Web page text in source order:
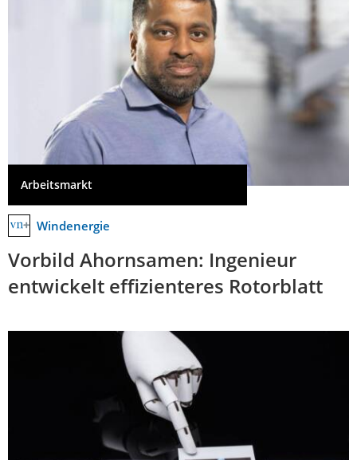
Arbeitsmarkt
Windenergie
Vorbild Ahornsamen: Ingenieur
entwickelt effizienteres Rotorblatt